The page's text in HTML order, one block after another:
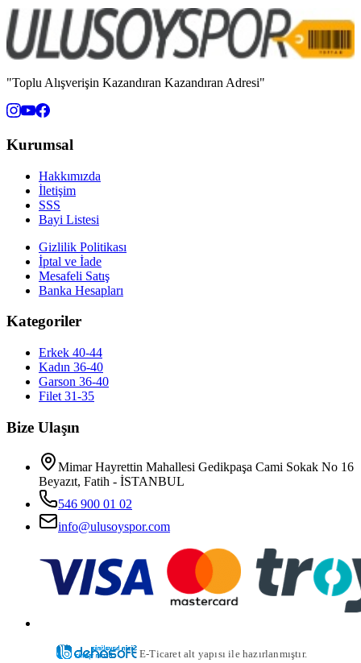
"Toplu Alışverişin Kazandıran Kazandıran Adresi"
Kurumsal
Hakkımızda
İletişim
SSS
Bayi Listesi
Gizlilik Politikası
İptal ve İade
Mesafeli Satış
Banka Hesapları
Kategoriler
Erkek 40-44
Kadın 36-40
Garson 36-40
Filet 31-35
Bize Ulaşın
Mimar Hayrettin Mahallesi Gedikpaşa Cami Sokak No 16
Beyazıt, Fatih - İSTANBUL
546 900 01 02
info@ulusoyspor.com
E-Ticaret alt yapısı ile hazırlanmıştır.